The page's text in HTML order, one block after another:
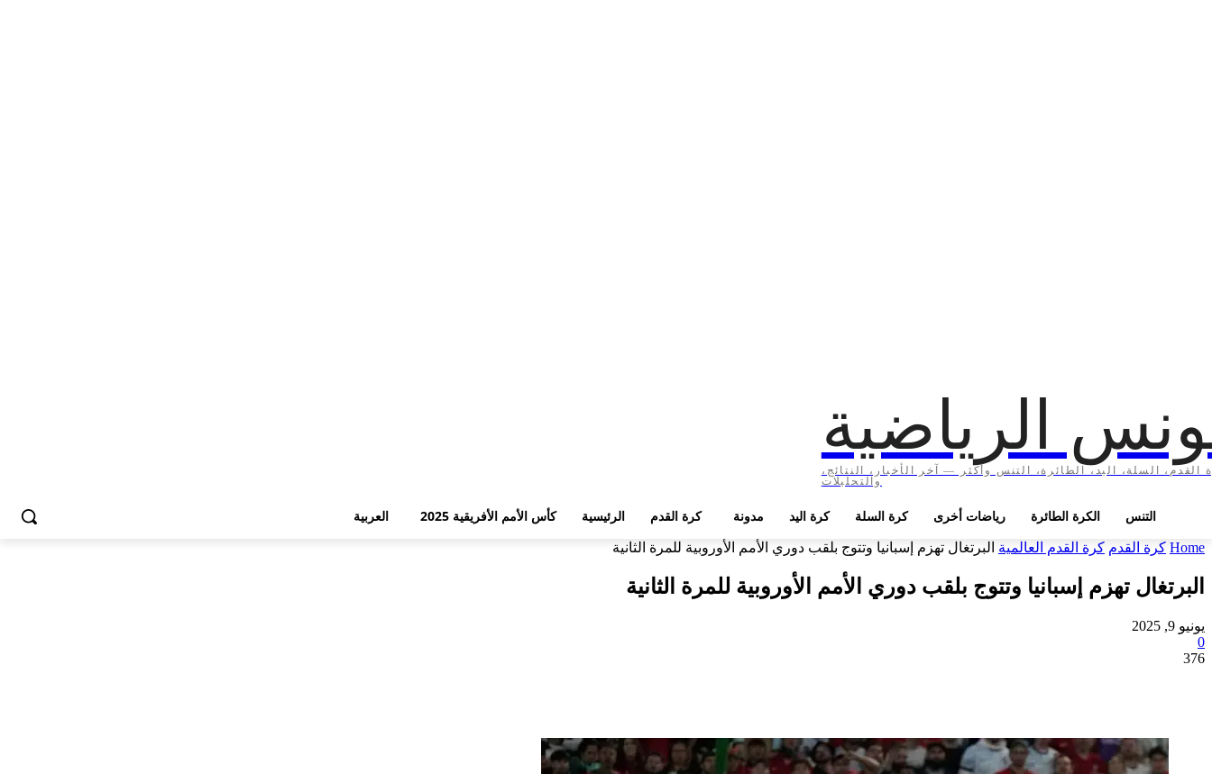
الرياضية
القدم، السلة، اليد، الطائرة، التنس وأكثر — آخر الأخبار، النتائج،
والتحليلات
التنس الكرة الطائرة رياضات أخرى كرة السلة كرة اليد مدونة كرة القدم الرئيسية كأس الأمم الأفريقية 2025 العربية
Home كرة القدم كرة القدم العالمية البرتغال تهزم إسبانيا وتتوج بلقب دوري الأمم الأوروبية للمرة الثانية
البرتغال تهزم إسبانيا وتتوج بلقب دوري الأمم الأوروبية للمرة الثانية
يونيو 9, 2025
0
376